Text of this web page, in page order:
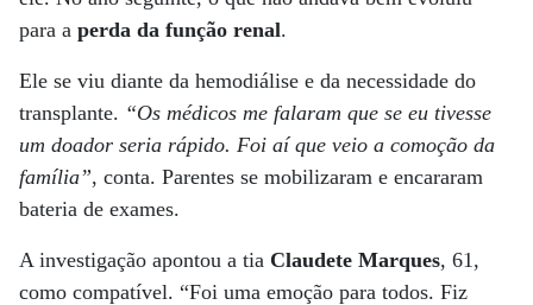
para a perda da função renal.
Ele se viu diante da hemodiálise e da necessidade do
transplante. “Os médicos me falaram que se eu tivesse
um doador seria rápido. Foi aí que veio a comoção da
família”, conta. Parentes se mobilizaram e encararam
bateria de exames.
A investigação apontou a tia Claudete Marques, 61,
como compatível. “Foi uma emoção para todos. Fiz